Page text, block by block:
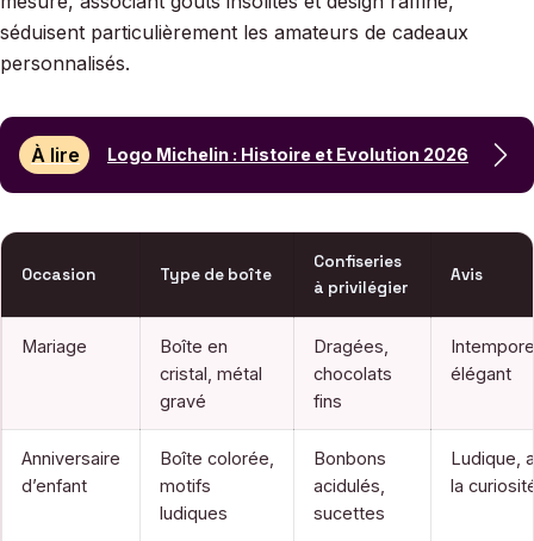
séduisent particulièrement les amateurs de cadeaux
personnalisés.
À lire Logo Michelin : Histoire et Evolution 2026
Occasion Type de boîte
Confiseries
à privilégier
Avis
Mariage
Boîte en
cristal, métal
gravé
Dragées,
chocolats
fins
élégant
Anniversaire
d’enfant
Boîte colorée,
motifs
ludiques
Bonbons
acidulés,
sucettes
Ludique,
la